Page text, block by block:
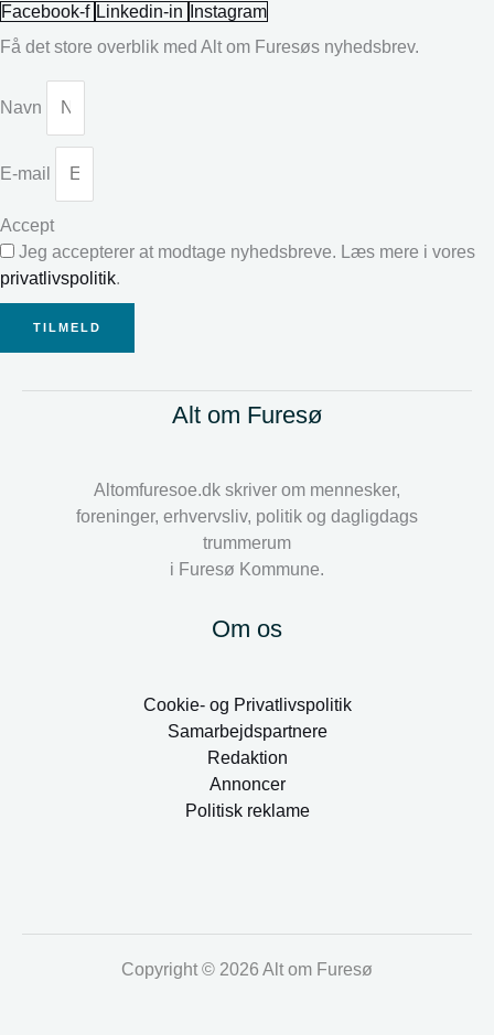
Facebook-f Linkedin-in
Instagram
Få det store overblik med Alt om Furesøs nyhedsbrev.
Navn
E-mail
Accept
Jeg accepterer at modtage nyhedsbreve. Læs mere i vores
privatlivspolitik.
TILMELD
Alt om Furesø
Altomfuresoe.dk skriver om mennesker,
foreninger, erhvervsliv, politik og dagligdags
trummerum
i Furesø Kommune.
Om os
Cookie- og Privatlivspolitik
Samarbejdspartnere
Redaktion
Annoncer
Politisk reklame
Copyright © 2026 Alt om Furesø